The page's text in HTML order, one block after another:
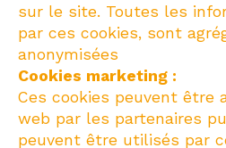
sur le site. Toutes les
par ces cookies, sont
anonymisées
Cookies marketing :
Ces cookies peuvent être
web par les partenaires
peuvent être utilisés par